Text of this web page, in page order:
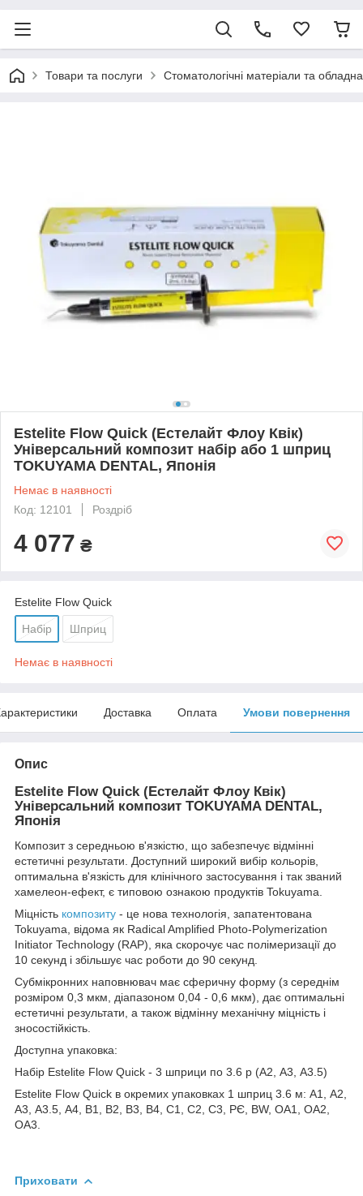
Товари та послуги Стоматологічні матеріали та
Estelite Flow Quick (Естелайт Флоу Квік)
Універсальний композит набір або 1 шприц
TOKUYAMA DENTAL, Японія
Немає в наявності
Код: 12101
Роздріб
4 077 ₴
Estelite Flow Quick
Набір Шприц
Немає в наявності
Доставка Оплата Умови повернення
Опис
Estelite Flow Quick (Естелайт Флоу Квік)
Універсальний композит TOKUYAMA DENTAL,
Японія
Композит з середньою в'язкістю, що забезпечує відмінні
естетичні результати. Доступний широкий вибір кольорів,
оптимальна в'язкість для клінічного застосування і так званий
хамелеон-ефект, є типовою ознакою продуктів Tokuyama.
Міцність композиту - це нова технологія, запатентована
Tokuyama, відома як Radical Amplified Photo-Polymerization
Initiator Technology (RAP), яка скорочує час полімеризації до
10 секунд і збільшує час роботи до 90 секунд.
Субмікронних наповнювач має сферичну форму (з середнім
розміром 0,3 мкм, діапазоном 0,04 - 0,6 мкм), дає оптимальні
естетичні результати, а також відмінну механічну міцність і
зносостійкість.
Доступна упаковка:
Набір Estelite Flow Quick - 3 шприци по 3.6 р (А2, А3, А3.5)
Estelite Flow Quick в окремих упаковках 1 шприц 3.6 м: А1, А2,
А3, А3.5, А4, В1, В2, В3, В4, С1, С2, С3, РЄ, BW, OA1, OA2,
OA3.
Приховати